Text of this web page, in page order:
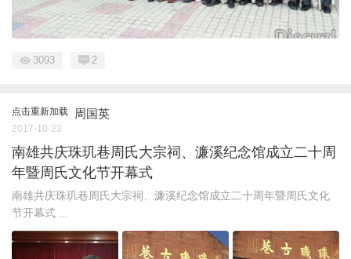
3093 2
点击重新加载 周国英
2017-10-23
南雄共庆珠玑巷周氏大宗祠、濂溪纪念馆成立二十周
年暨周氏文化节开幕式
南雄共庆珠玑巷周氏大宗祠、濂溪纪念馆成立二十周年暨周氏文化
节开幕式 ...